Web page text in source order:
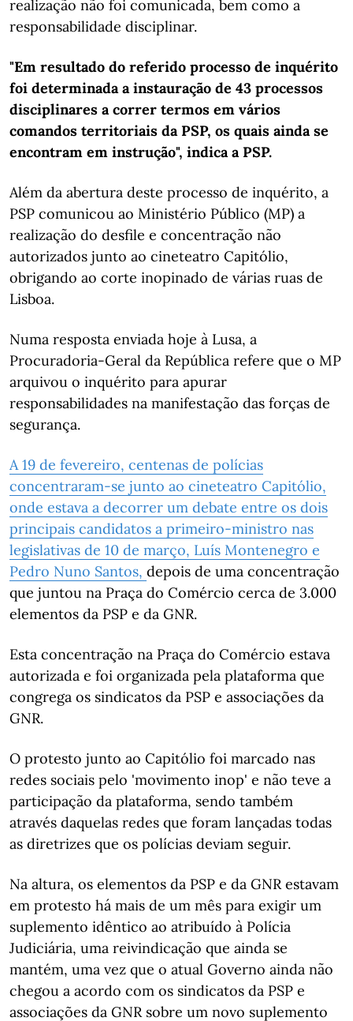
realização não foi comunicada, bem como a
responsabilidade disciplinar.
"Em resultado do referido processo de inquérito
foi determinada a instauração de 43 processos
disciplinares a correr termos em vários
comandos territoriais da PSP, os quais ainda se
encontram em instrução", indica a PSP.
Além da abertura deste processo de inquérito, a
PSP comunicou ao Ministério Público (MP) a
realização do desfile e concentração não
autorizados junto ao cineteatro Capitólio,
obrigando ao corte inopinado de várias ruas de
Lisboa.
Numa resposta enviada hoje à Lusa, a
Procuradoria-Geral da República refere que o MP
arquivou o inquérito para apurar
responsabilidades na manifestação das forças de
segurança.
A 19 de fevereiro, centenas de polícias
concentraram-se junto ao cineteatro Capitólio,
onde estava a decorrer um debate entre os dois
principais candidatos a primeiro-ministro nas
legislativas de 10 de março, Luís Montenegro e
Pedro Nuno Santos, depois de uma concentração
que juntou na Praça do Comércio cerca de 3.000
elementos da PSP e da GNR.
Esta concentração na Praça do Comércio estava
autorizada e foi organizada pela plataforma que
congrega os sindicatos da PSP e associações da
GNR.
O protesto junto ao Capitólio foi marcado nas
redes sociais pelo 'movimento inop' e não teve a
participação da plataforma, sendo também
através daquelas redes que foram lançadas todas
as diretrizes que os polícias deviam seguir.
Na altura, os elementos da PSP e da GNR estavam
em protesto há mais de um mês para exigir um
suplemento idêntico ao atribuído à Polícia
Judiciária, uma reivindicação que ainda se
mantém, uma vez que o atual Governo ainda não
chegou a acordo com os sindicatos da PSP e
associações da GNR sobre um novo suplemento